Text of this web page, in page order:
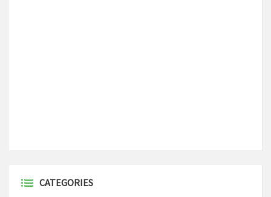
CATEGORIES